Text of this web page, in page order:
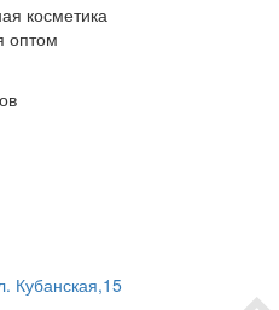
косметика
оптом
Кубанская,15